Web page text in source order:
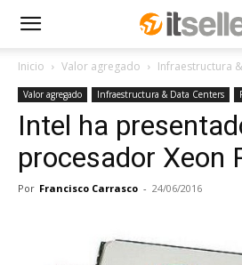
Inicio Valor agregado Infraestructura
Valor agregado Infraestructura & Data Centers
Intel ha
procesador Xeon
Por Francisco Carrasco - 24/06/2016